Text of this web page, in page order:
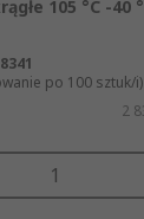
105 °C -40
po 100 sztuk/i)
2